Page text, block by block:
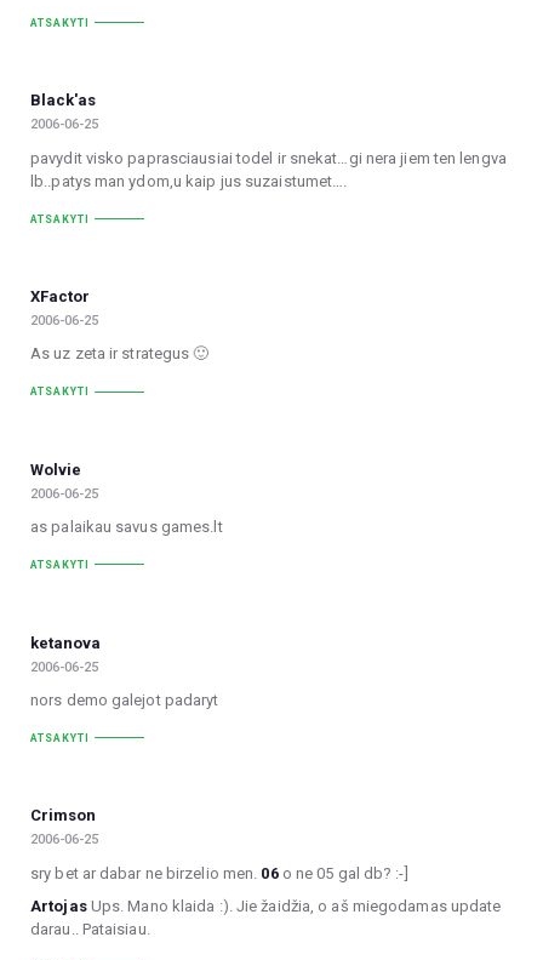
ATSAKYTI
Black'as
2006-06-25
pavydit visko paprasciausiai todel ir snekat…gi nera jiem ten lengva
lb..patys man ydom,u kaip jus suzaistumet….
ATSAKYTI
XFactor
2006-06-25
As uz zeta ir strategus 🙂
ATSAKYTI
Wolvie
2006-06-25
as palaikau savus games.lt
ATSAKYTI
ketanova
2006-06-25
nors demo galejot padaryt
ATSAKYTI
Crimson
2006-06-25
sry bet ar dabar ne birzelio men. 06o ne 05 gal db? :-]
ArtojasUps. Mano klaida :). Jie žaidžia, o aš miegodamas update
darau.. Pataisiau.